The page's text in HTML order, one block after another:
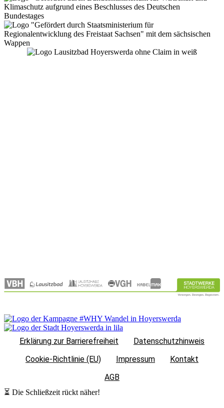
Erklärung zur Barrierefreiheit
Datenschutzhinweis
Cookie-Richtlinie (EU)
Impressum
Kontakt
AGB
⏳ Die Schließzeit rückt näher!